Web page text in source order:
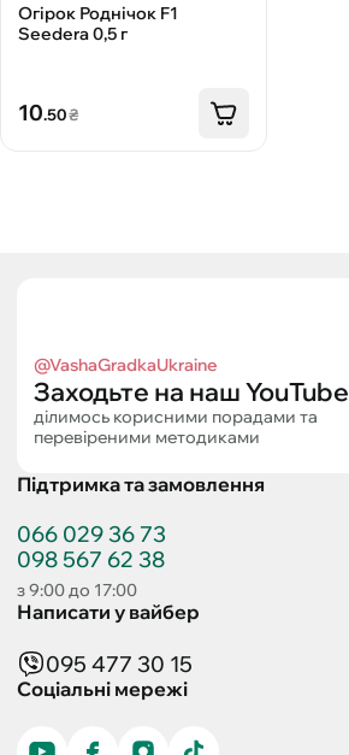
Огірок Роднічок F1
Seedеra 0,5 г
10.50₴
@VashaGradkaUkraine
Заходьте на наш YouTube
ділимось корисними порадами та
перевіреними методиками
Підтримка та замовлення
066 029 36 73
098 567 62 38
з 9:00 до 17:00
Написати у вайбер
095 477 30 15
Соціальні мережі